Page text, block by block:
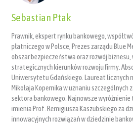
Sebastian Ptak
Prawnik, ekspert rynku bankowego,
płatniczego w Polsce, Prezes zarządu Blue
obszar bezpieczeństwa oraz rozwój
strategicznych kierunków rozwoju firmy.
Uniwersytetu Gdańskiego. Laureat licznych
Mikołaja Kopernika w uznaniu szczególnych
sektora bankowego. Najnowsze
imienia Prof. Remigiusza Kaszubskiego za
innowacyjnych rozwiązań w dziedzinie